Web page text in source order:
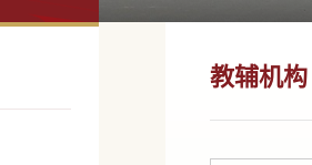
教辅机构